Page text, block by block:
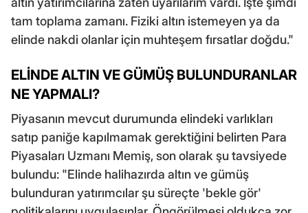
tam toplama zamanı. Fiziki altın istemeyen ya da
elinde nakdi olanlar için muhteşem fırsatlar doğdu."
ELİNDE ALTIN VE GÜMÜŞ BULUNDURANLAR
NE YAPMALI?
Piyasanın mevcut durumunda elindeki varlıkları
satıp paniğe kapılmamak gerektiğini belirten Para
Piyasaları Uzmanı Memiş, son olarak şu tavsiyede
bulundu: "Elinde halihazırda altın ve gümüş
bulunduran yatırımcılar şu süreçte 'bekle gör'